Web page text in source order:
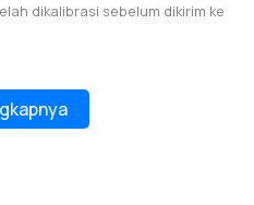
dikalibrasi sebelum dikirim ke